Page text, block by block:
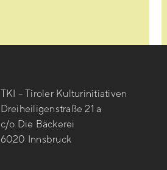
TKI – Tiroler Kulturinitiativen
Dreiheiligenstraße 21 a
c/o Die Bäckerei
6020 Innsbruck